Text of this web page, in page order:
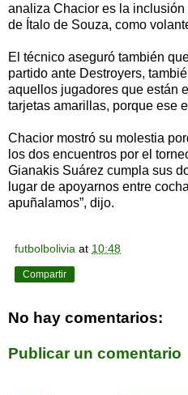
analiza Chacior es la
de Ítalo de Souza, como
El técnico aseguró también
partido ante Destroyers,
aquellos jugadores que están
tarjetas amarillas, porque ese
Chacior mostró su molestia
los dos encuentros por el
Gianakis Suárez cumpla sus
lugar de apoyarnos entre
apuñalamos”, dijo.
futbolbolivia at 10:48
Compartir
No hay comentarios:
Publicar un comentario